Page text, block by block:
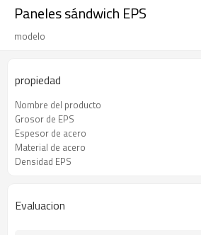
Paneles sándwich EPS
modelo
propiedad
Nombre del producto
Grosor de EPS
Espesor de acero
Material de acero
Densidad EPS
Evaluacion